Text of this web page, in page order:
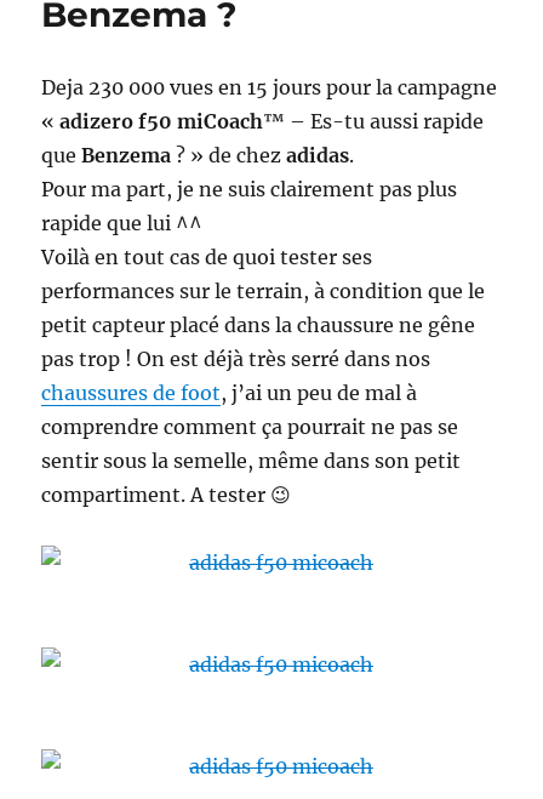
Benzema ?
Deja 230 000 vues en 15 jours pour la campagne
«adizero f50 miCoach™ – Es-tu aussi rapide
queBenzema ? » de chezadidas.
Pour ma part, je ne suis clairement pas plus
rapide que lui ^^
Voilà en tout cas de quoi tester ses
performances sur le terrain, à condition que le
petit capteur placé dans la chaussure ne gêne
pas trop ! On est déjà très serré dans nos
chaussures de foot, j’ai un peu de mal à
comprendre comment ça pourrait ne pas se
sentir sous la semelle, même dans son petit
compartiment. A tester 😉